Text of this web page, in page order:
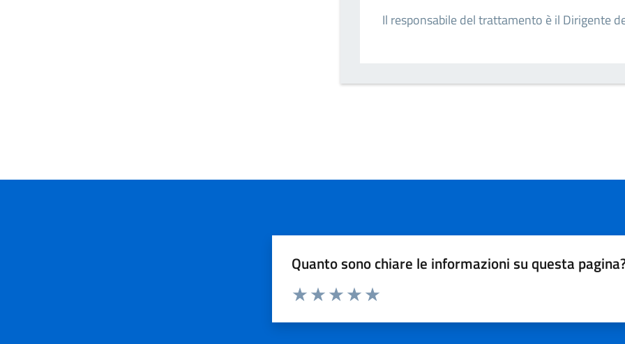
Il responsabile del trattamento è il Dirigente
Quanto sono chiare le informazioni su questa
Valuta da 1 a 5 stelle la pagina